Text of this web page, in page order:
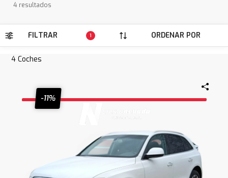
4 resultados
FILTRAR 1 ORDENAR POR
4 Coches
-11%